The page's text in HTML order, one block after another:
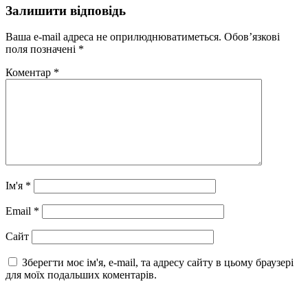
Залишити відповідь
Ваша e-mail адреса не оприлюднюватиметься. Обов’язкові
поля позначені *
Коментар *
Ім'я *
Email *
Сайт
Зберегти моє ім'я, e-mail, та адресу сайту в цьому браузері
для моїх подальших коментарів.